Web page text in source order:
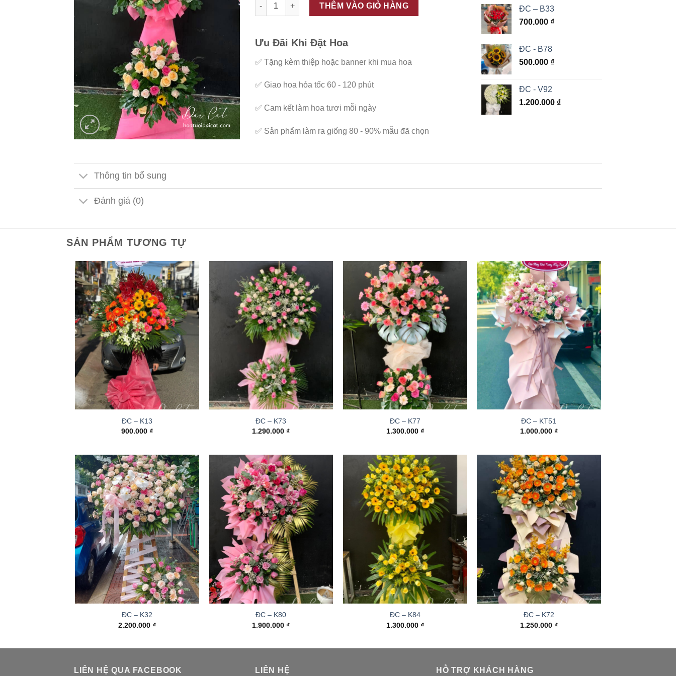
THÊM VÀO GIỎ HÀNG
Ưu Đãi Khi Đặt Hoa
✅ Tặng kèm thiệp hoặc banner khi mua hoa
✅ Giao hoa hỏa tốc 60 - 120 phút
✅ Cam kết làm hoa tươi mỗi ngày
✅ Sản phẩm làm ra giống 80 - 90% mẫu đã chọn
ĐC – B33
700.000 ₫
ĐC - B78
500.000 ₫
ĐC - V92
1.200.000 ₫
Thông tin bổ sung
Đánh giá (0)
SẢN PHẨM TƯƠNG TỰ
ĐC – K13
900.000₫
ĐC – K73
1.290.000₫
ĐC – K77
1.300.000 ₫
ĐC – KT51
1.000.000 ₫
ĐC – K32
2.200.000₫
ĐC – K80
1.900.000₫
ĐC – K84
1.300.000 ₫
ĐC – K72
1.250.000 ₫
LIÊN HỆ QUA FACEBOOK LIÊN HỆ HỖ TRỢ KHÁCH HÀNG